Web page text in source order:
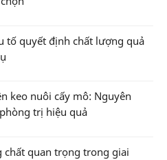
tố quyết định chất lượng quả
keo nuôi cấy mô: Nguyên
trị hiệu quả
chất quan trọng trong giai